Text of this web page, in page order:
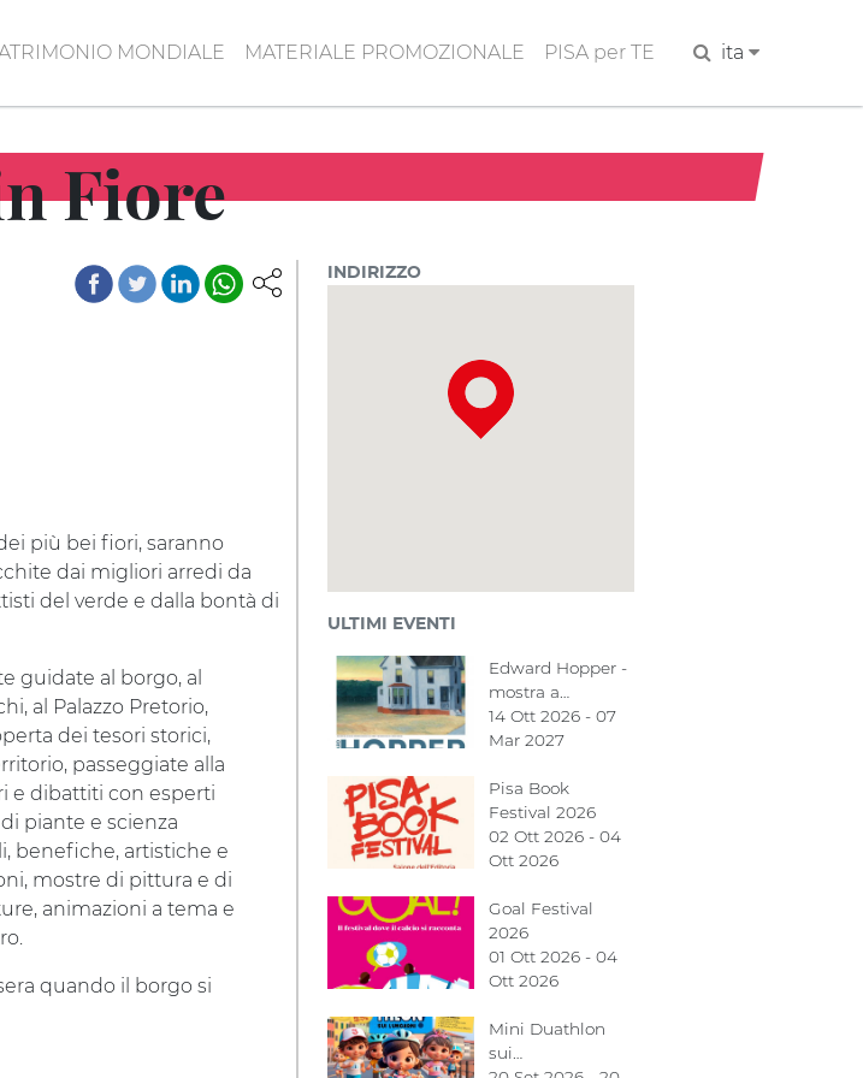
MONDIALE MATERIALE PROMOZIONALE PISA per TE Cerca ita
Fiore
più bei fiori, saranno
dai migliori arredi da
del verde e dalla bontà di
guidate al borgo, al
al Palazzo Pretorio,
dei tesori storici,
passeggiate alla
e dibattiti con esperti
piante e scienza
benefiche, artistiche e
mostre di pittura e di
animazioni a tema e
quando il borgo si
INDIRIZZO
ULTIMI EVENTI
Edward Hopper -
mostra a…
14 Ott 2026 - 07
Mar 2027
Pisa Book
Festival 2026
02 Ott 2026 - 04
Ott 2026
Goal Festival
2026
01 Ott 2026 - 04
Ott 2026
Mini Duathlon
sui…